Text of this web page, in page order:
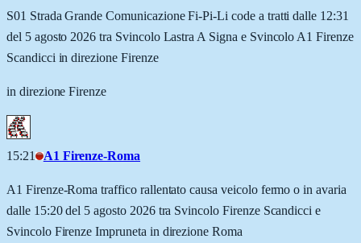
S01 Strada Grande Comunicazione Fi-Pi-Li code a tratti dalle 12:31
del 5 agosto 2026 tra Svincolo Lastra A Signa e Svincolo A1 Firenze
Scandicci in direzione Firenze
in direzione Firenze
15:21 A1 Firenze-Roma
A1 Firenze-Roma traffico rallentato causa veicolo fermo o in avaria
dalle 15:20 del 5 agosto 2026 tra Svincolo Firenze Scandicci e
Svincolo Firenze Impruneta in direzione Roma